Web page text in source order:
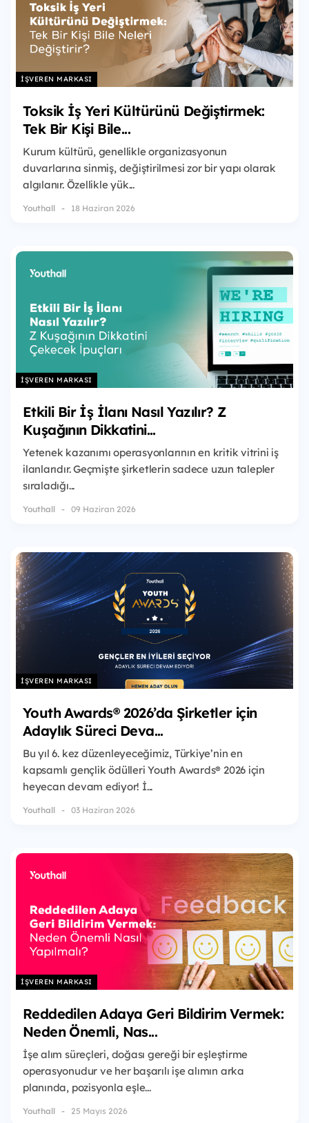
İŞVEREN MARKASI
Toksik İş Yeri Kültürünü Değiştirmek:
Tek Bir Kişi Bile...
Kurum kültürü, genellikle organizasyonun
duvarlarına sinmiş, değiştirilmesi zor bir yapı olarak
algılanır. Özellikle yük...
Youthall 18 Haziran 2026
İŞVEREN MARKASI
Etkili Bir İş İlanı Nasıl Yazılır? Z
Kuşağının Dikkatini...
Yetenek kazanımı operasyonlarının en kritik vitrini iş
ilanlarıdır. Geçmişte şirketlerin sadece uzun talepler
sıraladığı...
Youthall 09 Haziran 2026
İŞVEREN MARKASI
Youth Awards® 2026’da Şirketler için
Adaylık Süreci Deva...
Bu yıl 6. kez düzenleyeceğimiz, Türkiye’nin en
kapsamlı gençlik ödülleri Youth Awards® 2026 için
heyecan devam ediyor! İ...
Youthall 03 Haziran 2026
İŞVEREN MARKASI
Reddedilen Adaya Geri Bildirim Vermek:
Neden Önemli, Nas...
İşe alım süreçleri, doğası gereği bir eşleştirme
operasyonudur ve her başarılı işe alımın arka
planında, pozisyonla eşle...
Youthall 25 Mayıs 2026